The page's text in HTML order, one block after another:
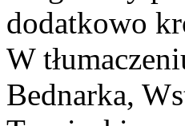
dodatkowo
W
Bednarka,